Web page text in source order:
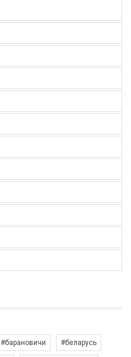
#барановичи #беларусь